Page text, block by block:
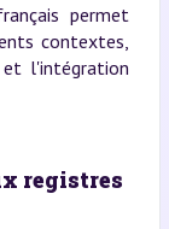
permet
contextes,
et l'intégration
registres